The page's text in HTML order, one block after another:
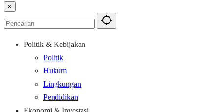
×
Politik & Kebijakan
Politik
Hukum
Lingkungan
Pendidikan
Ekonomi & Investasi